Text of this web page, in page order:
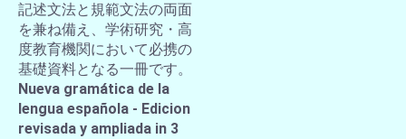
記述文法と規範文法の両面
を兼ね備え、学術研究・高
度教育機関において必携の
基礎資料となる一冊です。
Nueva gramática de la
lengua española - Edicion
revisada y ampliada in 3